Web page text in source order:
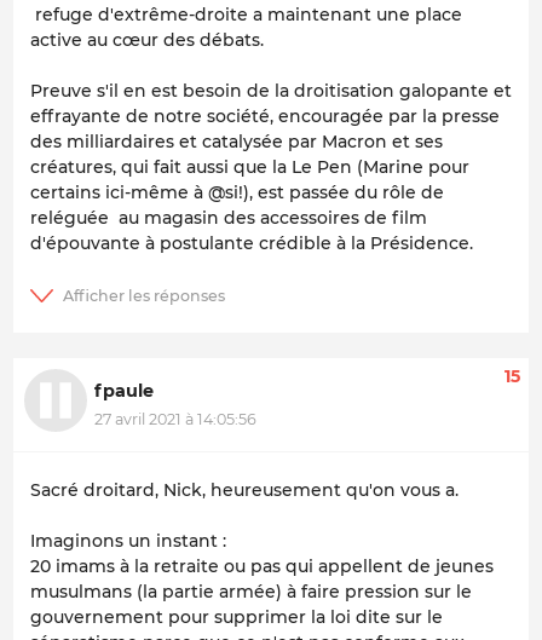
refuge d'extrême-droite a maintenant une place
active au cœur des débats.
Preuve s'il en est besoin de la droitisation galopante et
effrayante de notre société, encouragée par la presse
des milliardaires et catalysée par Macron et ses
créatures, qui fait aussi que la Le Pen (Marine pour
certains ici-même à @si!), est passée du rôle de
reléguée au magasin des accessoires de film
d'épouvante à postulante crédible à la Présidence.
fpaule
27 avril 2021 à 14:05:56
15
Sacré droitard, Nick, heureusement qu'on vous a.
Imaginons un instant :
20 imams à la retraite ou pas qui appellent de jeunes
musulmans (la partie armée) à faire pression sur le
gouvernement pour supprimer la loi dite sur le